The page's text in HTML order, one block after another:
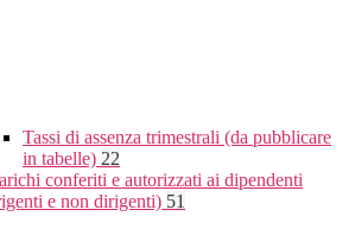
Tassi di assenza trimestrali (da pubblicare
in tabelle) 22
conferiti e autorizzati ai dipendenti
e non dirigenti) 51